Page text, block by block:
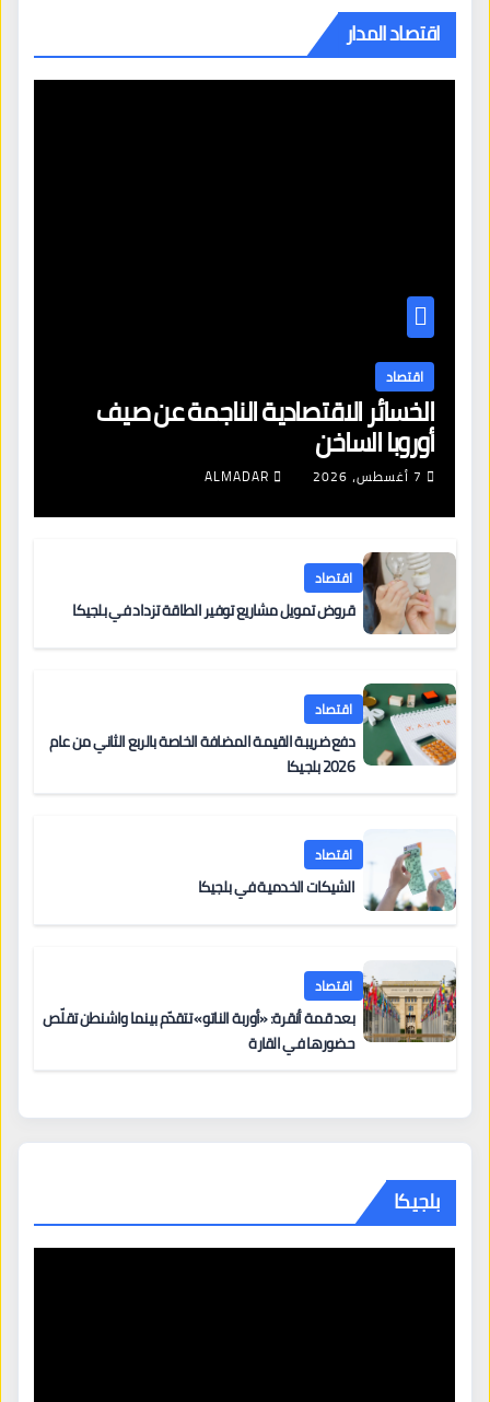
اقتصاد المدار
اقتصاد
الخسائر الاقتصادية الناجمة عن صيف
أوروبا الساخن
7 أغسطس، 2026 ALMADAR
اقتصاد
قروض تمويل مشاريع توفير الطاقة تزداد في بلجيكا
اقتصاد
دفع ضريبة القيمة المضافة الخاصة بالربع الثاني من عام
2026 بلجيكا
اقتصاد
الشيكات الخدمية في بلجيكا
اقتصاد
بعد قمة أنقرة: «أوربة الناتو» تتقدّم بينما واشنطن تقلّص
حضورها في القارة
بلجيكا